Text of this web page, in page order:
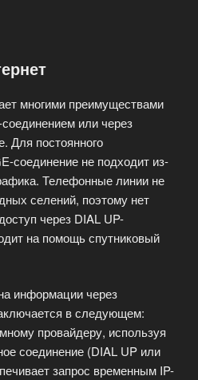
многими преимуществами
или через
Для постоянного
соединение не подходит из-
Телефонные линии не
селений, поэтому нет
через DIAL UP-
на помощь спутниковый
информации через
в следующем:
провайдеру, используя
соединение (DIAL UP или
запрос временным IP-